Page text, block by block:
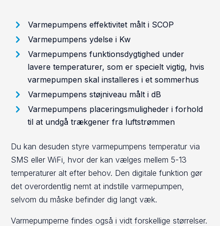
Varmepumpens effektivitet målt i SCOP
Varmepumpens ydelse i Kw
Varmepumpens funktionsdygtighed under
lavere temperaturer, som er specielt vigtig, hvis
varmepumpen skal installeres i et sommerhus
Varmepumpens støjniveau målt i dB
Varmepumpens placeringsmuligheder i forhold
til at undgå trækgener fra luftstrømmen
Du kan desuden styre varmepumpens temperatur via
SMS eller WiFi, hvor der kan vælges mellem 5-13
temperaturer alt efter behov. Den digitale funktion gør
det overordentlig nemt at indstille varmepumpen,
selvom du måske befinder dig langt væk.
Varmepumperne findes også i vidt forskellige størrelser.